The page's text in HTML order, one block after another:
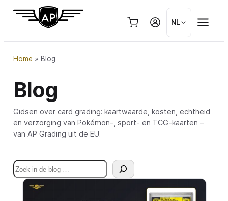
inhoud
NL
Home » Blog
Blog
Gidsen over card grading: kaartwaarde, kosten, echtheid
en verzorging van Pokémon-, sport- en TCG-kaarten –
van AP Grading uit de EU.
Zoeken